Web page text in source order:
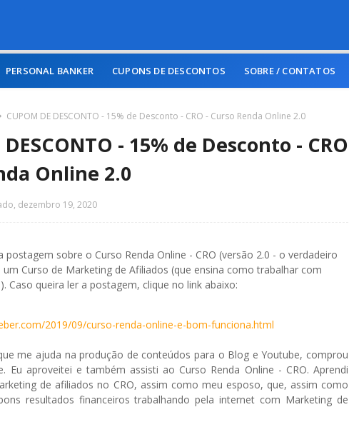
PERSONAL BANKER CUPONS DE DESCONTOS SOBRE / CONTATOS
CUPOM DE DESCONTO - 15% de Desconto - CRO - Curso Renda Online 2.0
DESCONTO - 15% de Desconto - CRO
Online 2.0
dezembro 19, 2020
sobre o Curso Renda Online - CRO (versão 2.0 - o verdadeiro
Curso de Marketing de Afiliados (que ensina como trabalhar com
Caso queira ler a postagem, clique no link abaixo:
2019/09/curso-renda-online-e-bom-funciona.html
me ajuda na produção de conteúdos para o Blog e Youtube, comprou
Eu aproveitei e também assisti ao Curso Renda Online - CRO. Aprendi
de afiliados no CRO, assim como meu esposo, que, assim como
resultados financeiros trabalhando pela internet com Marketing de